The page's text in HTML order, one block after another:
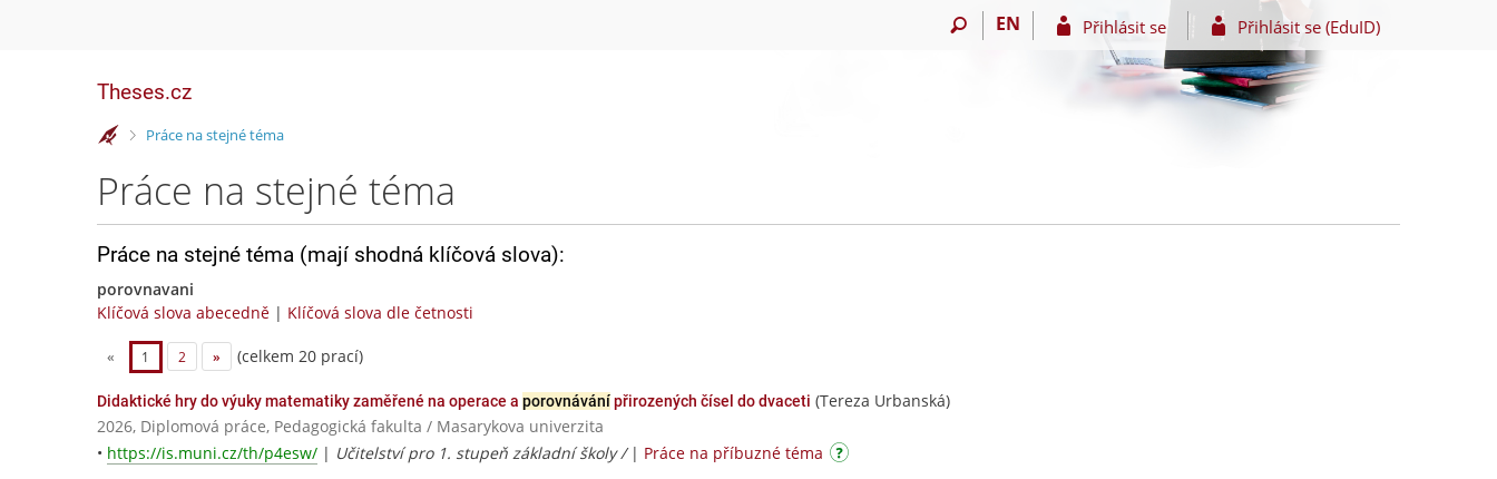
EN Přihlásit se Přihlásit se (EduID)
Theses.cz
>Práce na stejné téma
Práce na stejné téma
Práce na stejné téma (mají shodná klíčová slova):
porovnavani
Klíčová slova abecedně | Klíčová slova dle četnosti
« 1 2 » (celkem 20 prací)
Didaktické hry do výuky matematiky zaměřené na operace a porovnávánípřirozených čísel do dvaceti (Tereza Urbanská)
2026, Diplomová práce, Pedagogická fakulta / Masarykova univerzita
• https://is.muni.cz/th/p4esw/ | Učitelství pro 1. stupeň základní školy / | Práce na příbuzné téma